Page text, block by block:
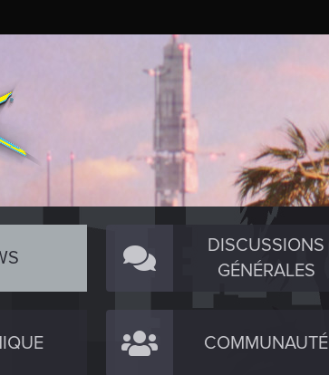
DISCUSSIONS
GÉNÉRALES
COMMUNAUTÉ